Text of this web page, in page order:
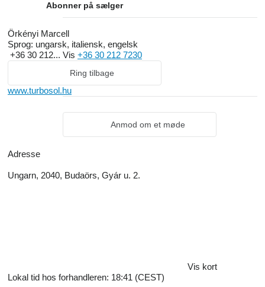
Abonner på sælger
Örkényi Marcell
Sprog: ungarsk, italiensk, engelsk
+36 30 212... Vis +36 30 212 7230
Ring tilbage
www.turbosol.hu
Anmod om et møde
Adresse
Ungarn, 2040, Budaörs, Gyár u. 2.
Vis kort
Lokal tid hos forhandleren: 18:41 (CEST)